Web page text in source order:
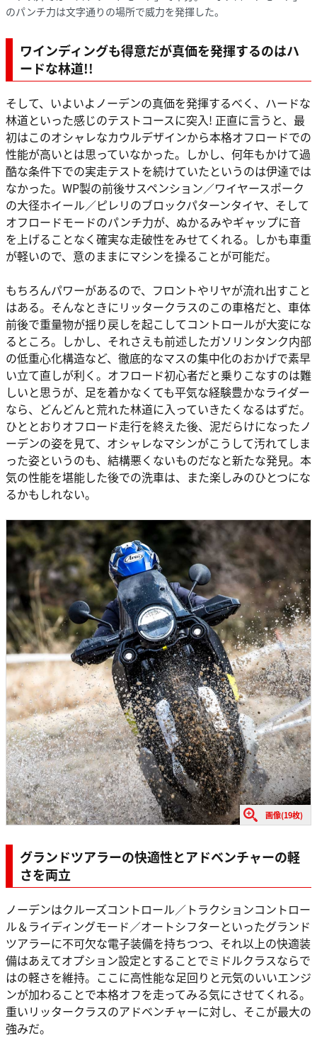
のパンチ力は文字通りの場所で威力を発揮した。
ワインディングも得意だが真価を発揮するのはハ
ードな林道!!
そして、いよいよノーデンの真価を発揮するべく、ハードな
林道といった感じのテストコースに突入! 正直に言うと、最
初はこのオシャレなカウルデザインから本格オフロードでの
性能が高いとは思っていなかった。しかし、何年もかけて過
酷な条件下での実走テストを続けていたというのは伊達では
なかった。WP製の前後サスペンション／ワイヤースポーク
の大径ホイール／ピレリのブロックパターンタイヤ、そして
オフロードモードのパンチ力が、ぬかるみやギャップに音
を上げることなく確実な走破性をみせてくれる。しかも車重
が軽いので、意のままにマシンを操ることが可能だ。
もちろんパワーがあるので、フロントやリヤが流れ出すこと
はある。そんなときにリッタークラスのこの車格だと、車体
前後で重量物が揺り戻しを起こしてコントロールが大変にな
るところ。しかし、それさえも前述したガソリンタンク内部
の低重心化構造など、徹底的なマスの集中化のおかげで素早
い立て直しが利く。オフロード初心者だと乗りこなすのは難
しいと思うが、足を着かなくても平気な経験豊かなライダー
なら、どんどんと荒れた林道に入っていきたくなるはずだ。
ひととおりオフロード走行を終えた後、泥だらけになったノ
ーデンの姿を見て、オシャレなマシンがこうして汚れてしま
った姿というのも、結構悪くないものだなと新たな発見。本
気の性能を堪能した後での洗車は、また楽しみのひとつにな
るかもしれない。
画像(19枚)
グランドツアラーの快適性とアドベンチャーの軽
さを両立
ノーデンはクルーズコントロール／トラクションコントロー
ル＆ライディングモード／オートシフターといったグランド
ツアラーに不可欠な電子装備を持ちつつ、それ以上の快適装
備はあえてオプション設定とすることでミドルクラスならで
はの軽さを維持。ここに高性能な足回りと元気のいいエンジ
ンが加わることで本格オフを走ってみる気にさせてくれる。
重いリッタークラスのアドベンチャーに対し、そこが最大の
強みだ。